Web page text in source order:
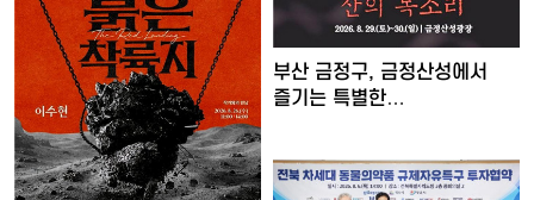
부산 금정구, 금정산성에서
즐기는 특별한